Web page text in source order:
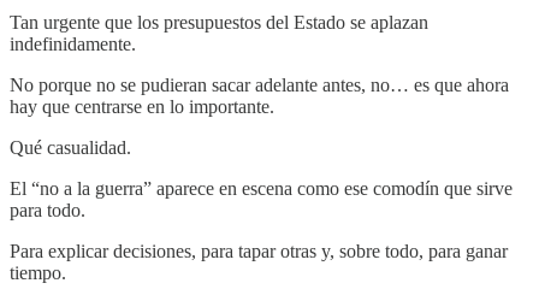
Tan urgente que los presupuestos del Estado se aplazan
indefinidamente.
No porque no se pudieran sacar adelante antes, no… es que ahora
hay que centrarse en lo importante.
Qué casualidad.
El “no a la guerra” aparece en escena como ese comodín que sirve
para todo.
Para explicar decisiones, para tapar otras y, sobre todo, para ganar
tiempo.